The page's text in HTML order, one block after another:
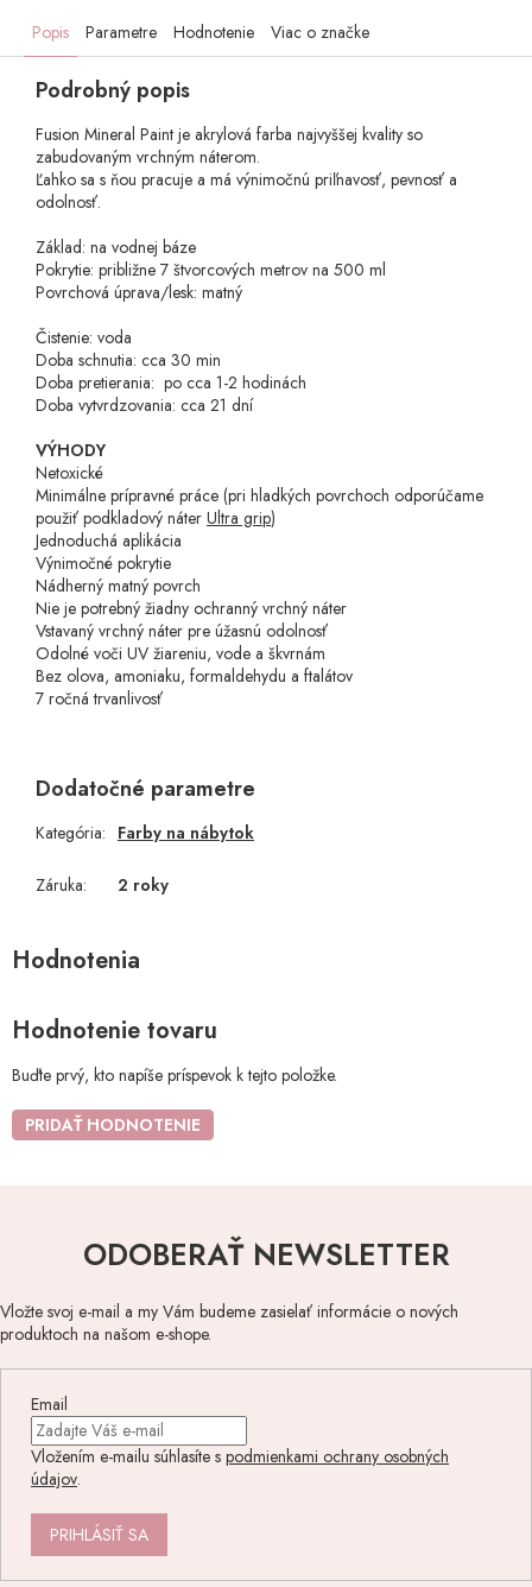
Popis Parametre Hodnotenie Viac o značke
Podrobný popis
Fusion Mineral Paint je akrylová farba najvyššej kvality so
zabudovaným vrchným náterom.
Ľahko sa s ňou pracuje a má výnimočnú priľnavosť, pevnosť a
odolnosť.
Základ: na vodnej báze
Pokrytie: približne 7 štvorcových metrov na 500 ml
Povrchová úprava/lesk: matný
Čistenie: voda
Doba schnutia: cca 30 min
Doba pretierania: po cca 1-2 hodinách
Doba vytvrdzovania: cca 21 dní
VÝHODY
Netoxické
Minimálne prípravné práce (pri hladkých povrchoch odporúčame
použiť podkladový náter Ultra grip)
Jednoduchá aplikácia
Výnimočné pokrytie
Nádherný matný povrch
Nie je potrebný žiadny ochranný vrchný náter
Vstavaný vrchný náter pre úžasnú odolnosť
Odolné voči UV žiareniu, vode a škvrnám
Bez olova, amoniaku, formaldehydu a ftalátov
7 ročná trvanlivosť
Dodatočné parametre
Kategória: Farby na nábytok
Záruka: 2 roky
Hodnotenie tovaru
Buďte prvý, kto napíše príspevok k tejto položke.
PRIDAŤ HODNOTENIE
ODOBERAŤ NEWSLETTER
Vložte svoj e-mail a my Vám budeme zasielať informácie o nových
produktoch na našom e-shope.
Email
Vložením e-mailu súhlasíte s podmienkami ochrany osobných
údajov.
PRIHLÁSIŤ SA